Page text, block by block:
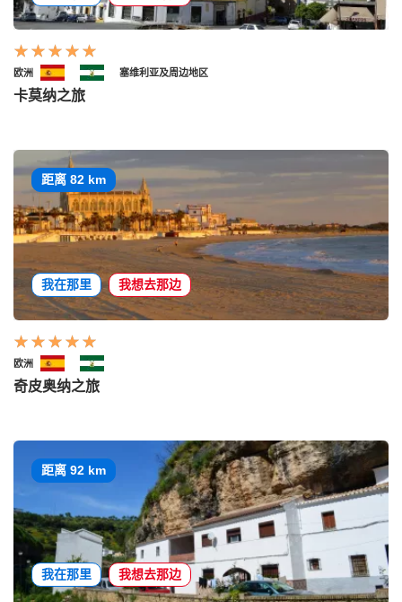
欧洲 塞维利亚及周边地区
卡莫纳之旅
距离 82 km
我在那里 我想去那边
欧洲
奇皮奥纳之旅
距离 92 km
我在那里 我想去那边